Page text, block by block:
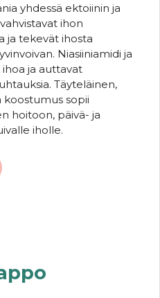
yhdessä ektoiinin ja
ihon
ja tekevät ihosta
Niasiiniamidi ja
ja auttavat
Täyteläinen,
sopii
hoitoon, päivä- ja
iholle.